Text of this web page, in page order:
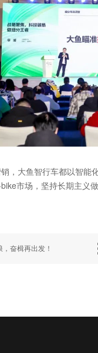
，大鱼智行车都以智
市场，坚持长期主义做
奋楫再出发！